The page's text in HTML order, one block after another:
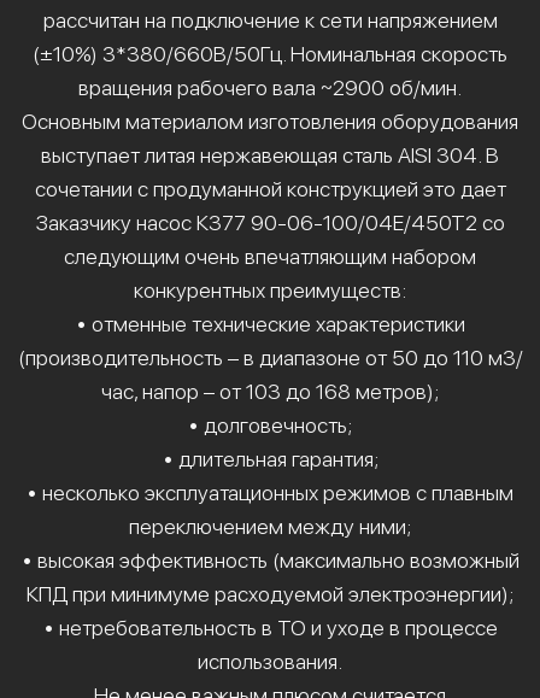
рассчитан на подключение к сети напряжением
(±10%) 3*380/660В/50Гц. Номинальная скорость
вращения рабочего вала ~2900 об/мин.
Основным материалом изготовления оборудования
выступает литая нержавеющая сталь AISI 304. В
сочетании с продуманной конструкцией это дает
Заказчику насос К377 90-06-100/04Е/450Т2 со
следующим очень впечатляющим набором
конкурентных преимуществ:
• отменные технические характеристики
(производительность – в диапазоне от 50 до 110 м3/
час, напор – от 103 до 168 метров);
• долговечность;
• длительная гарантия;
• несколько эксплуатационных режимов с плавным
переключением между ними;
• высокая эффективность (максимально возможный
КПД при минимуме расходуемой электроэнергии);
• нетребовательность в ТО и уходе в процессе
использования.